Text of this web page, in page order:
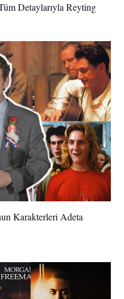
Detaylarıyla Reyting
Karakterleri Adeta